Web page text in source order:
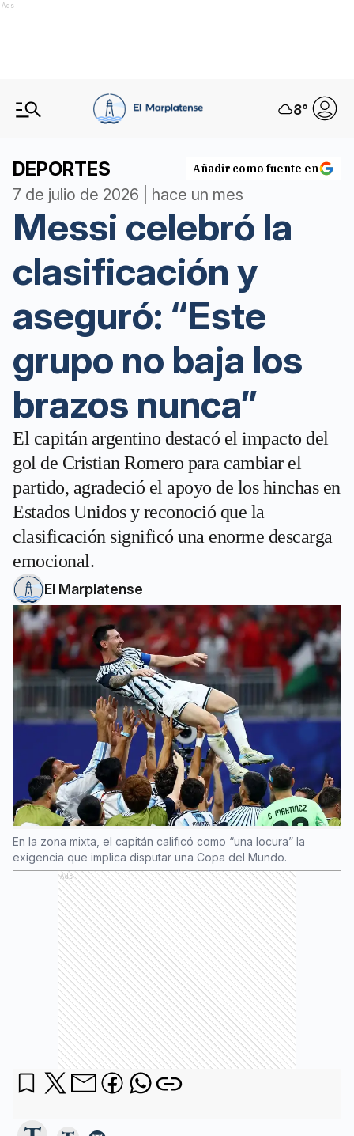
Ads
8°
DEPORTES Añadir como fuente en
7 de julio de 2026 | hace un mes
Messi celebró la
clasificación y
aseguró: “Este
grupo no baja los
brazos nunca”
El capitán argentino destacó el impacto del
gol de Cristian Romero para cambiar el
partido, agradeció el apoyo de los hinchas en
Estados Unidos y reconoció que la
clasificación significó una enorme descarga
emocional.
El Marplatense
En la zona mixta, el capitán calificó como “una locura” la
exigencia que implica disputar una Copa del Mundo.
Ads